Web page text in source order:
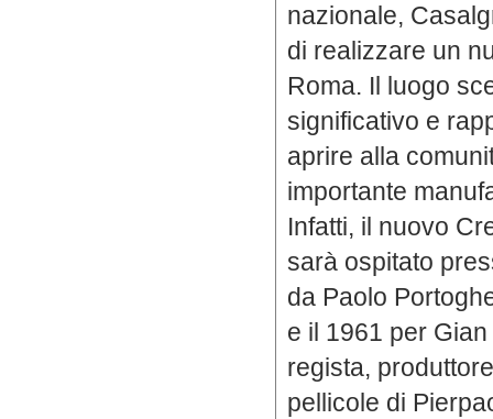
nazionale,
di realizzare un
Roma. Il luogo
significativo e
aprire alla
importante
Infatti, il nuovo
sarà ospitato
da Paolo
e il 1961 per
regista,
pellicole di